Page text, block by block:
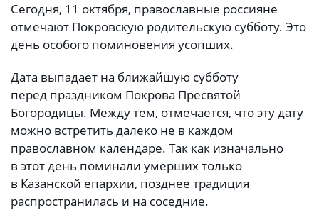
Сегодня, 11 октября, православные россияне
отмечают Покровскую родительскую субботу. Это
день особого поминовения усопших.
Дата выпадает на ближайшую субботу
перед праздником Покрова Пресвятой
Богородицы. Между тем, отмечается, что эту дату
можно встретить далеко не в каждом
православном календаре. Так как изначально
в этот день поминали умерших только
в Казанской епархии, позднее традиция
распространилась и на соседние.